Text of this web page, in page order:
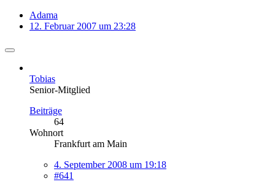
Adama
12. Februar 2007 um 23:28
Tobias
Senior-Mitglied
Beiträge
64
Wohnort
Frankfurt am Main
4. September 2008 um 19:18
#641